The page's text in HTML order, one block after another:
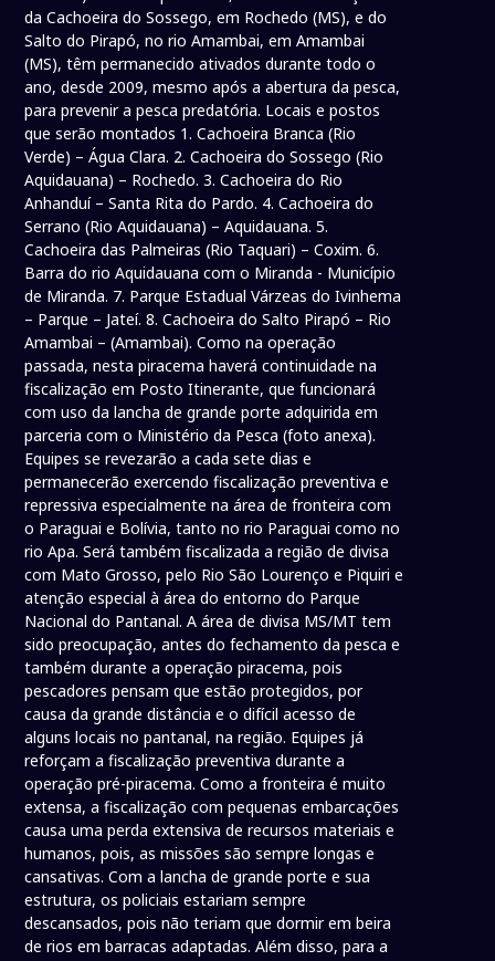
da Cachoeira do Sossego, em Rochedo (MS), e do
Salto do Pirapó, no rio Amambai, em Amambai
(MS), têm permanecido ativados durante todo o
ano, desde 2009, mesmo após a abertura da pesca,
para prevenir a pesca predatória. Locais e postos
que serão montados 1. Cachoeira Branca (Rio
Verde) – Água Clara. 2. Cachoeira do Sossego (Rio
Aquidauana) – Rochedo. 3. Cachoeira do Rio
Anhanduí – Santa Rita do Pardo. 4. Cachoeira do
Serrano (Rio Aquidauana) – Aquidauana. 5.
Cachoeira das Palmeiras (Rio Taquari) – Coxim. 6.
Barra do rio Aquidauana com o Miranda - Município
de Miranda. 7. Parque Estadual Várzeas do Ivinhema
– Parque – Jateí. 8. Cachoeira do Salto Pirapó – Rio
Amambai – (Amambai). Como na operação
passada, nesta piracema haverá continuidade na
fiscalização em Posto Itinerante, que funcionará
com uso da lancha de grande porte adquirida em
parceria com o Ministério da Pesca (foto anexa).
Equipes se revezarão a cada sete dias e
permanecerão exercendo fiscalização preventiva e
repressiva especialmente na área de fronteira com
o Paraguai e Bolívia, tanto no rio Paraguai como no
rio Apa. Será também fiscalizada a região de divisa
com Mato Grosso, pelo Rio São Lourenço e Piquiri e
atenção especial à área do entorno do Parque
Nacional do Pantanal. A área de divisa MS/MT tem
sido preocupação, antes do fechamento da pesca e
também durante a operação piracema, pois
pescadores pensam que estão protegidos, por
causa da grande distância e o difícil acesso de
alguns locais no pantanal, na região. Equipes já
reforçam a fiscalização preventiva durante a
operação pré-piracema. Como a fronteira é muito
extensa, a fiscalização com pequenas embarcações
causa uma perda extensiva de recursos materiais e
humanos, pois, as missões são sempre longas e
cansativas. Com a lancha de grande porte e sua
estrutura, os policiais estariam sempre
descansados, pois não teriam que dormir em beira
de rios em barracas adaptadas. Além disso, para a